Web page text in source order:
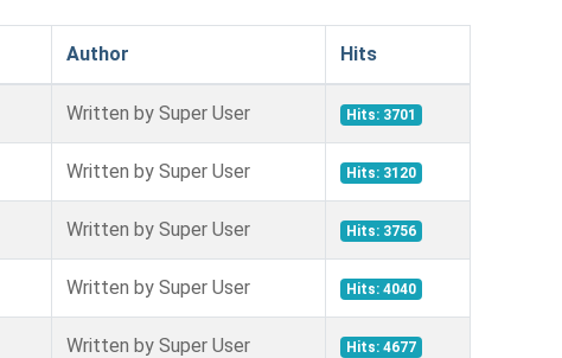
Author Hits
Written by Super User Hits: 3701
Written by Super User Hits: 3120
Written by Super User Hits: 3756
Written by Super User Hits: 4040
Written by Super User Hits: 4677